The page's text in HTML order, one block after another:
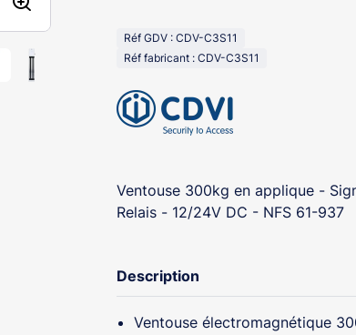
Réf GDV : CDV-C3S11
Réf fabricant : CDV-C3S11
Ventouse 300kg en applique -
Relais - 12/24V DC - NFS 61-937
Description
Ventouse électromagnétique